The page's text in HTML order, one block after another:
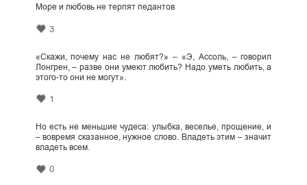
Море и любовь не терпят педантов
3
«Скажи, почему нас не любят?» – «Э, Ассоль, – говорил
Лонгрен, – разве они умеют любить? Надо уметь любить, а
этого-то они не могут».
1
Но есть не меньшие чудеса: улыбка, веселье, прощение, и
– вовремя сказанное, нужное слово. Владеть этим – значит
владеть всем.
0